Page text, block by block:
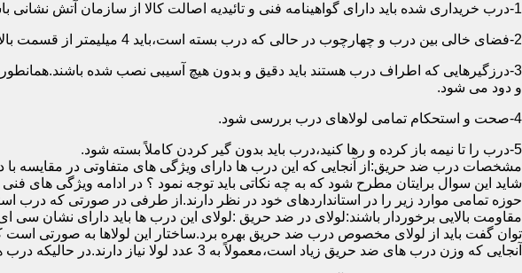
1-درب خریداری شده باید دارای گواهینامه فنی و تائیدیه اصالت کالا از سازمان آتش نشانی باشد.
2-فضای خالی بین درب و چهارچوب در حالی که درب بسته است،باید 4 میلیمتر از قسمت بالا و اطراف باشد.این فاصله در پایین درب می تواند تا 8 میلیمتر باشد.به عبارتی نور نباید از پایین درب درز نماید.
3-درزگیرهایی که اطراف درب هستند باید دقیق و بدون هیچ آسیبی نصب شده
و دود می شود.
4-صحت و استحکام تمامی لولاهای درب بررسی شود.
5-درب را تا نیمه باز کرده و رها کنید،درب باید بدون گیر کردن کاملاً بسته شود.
مشخصات درب ضد حریق:از آنجایی که این درب ها دارای ویژگی های متفاوتی در
شاید این سوال برایتان مطرح شود که به چه نکاتی باید توجه نمود ؟ در ادامه ویژگی های
حوزه تمامی موارد زیر را در استانداردهای خود در نظر دارند.از طرفی در صورتی که درب
توان گفت باید از لولای مخصوص درب ضد حریق بهره برد.ساختار این لولاها به صورتی
آنجایی که وزن درب های ضد حریق زیاد است،معمولاً به 3 عدد لولا نیاز دارند.در حالیکه درب های معمولی با وزن پایین دارای 2 عدد لولا هستند.